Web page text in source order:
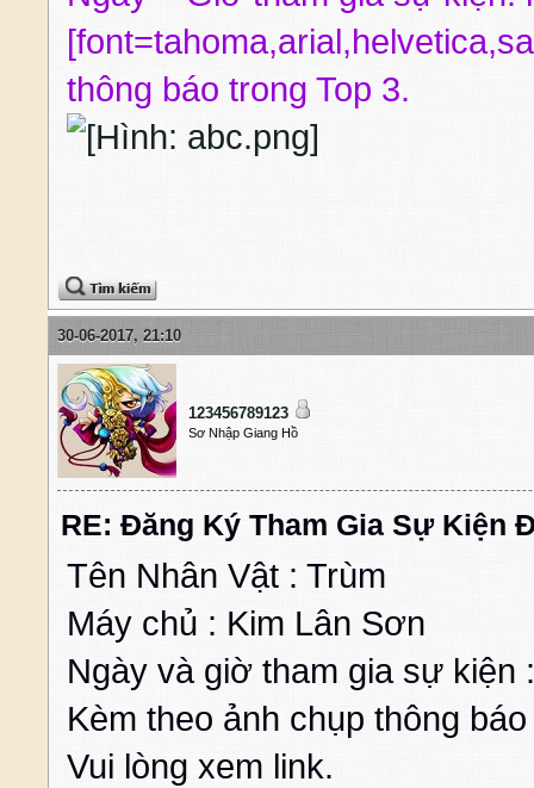
thông báo trong Top 3.
30-06-2017, 21:10
123456789123
Sơ Nhập Giang Hồ
RE: Đăng Ký Tham Gia Sự Kiện
Tên Nhân Vật : Trùm
Máy chủ : Kim Lân Sơn
Ngày và giờ tham gia sự kiện
Kèm theo ảnh chụp thông
Vui lòng xem link.